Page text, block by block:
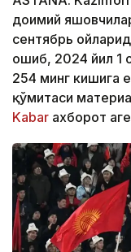
доимий
сентябрь
ошиб, 2024 йил 1
254 минг кишига
қўмитаси
Kabar ахборот